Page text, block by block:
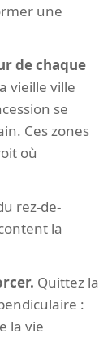
une
de chaque
vieille ville
se
Ces zones
où
rez-de-
la
Quittez la
:
la vie